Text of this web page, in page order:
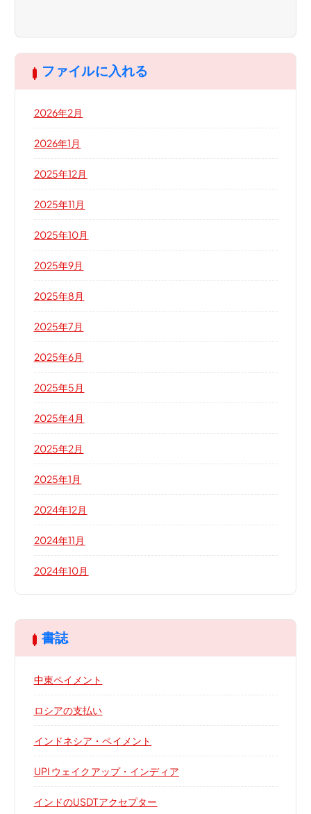
ファイルに入れる
2026年2月
2026年1月
2025年12月
2025年11月
2025年10月
2025年9月
2025年8月
2025年7月
2025年6月
2025年5月
2025年4月
2025年2月
2025年1月
2024年12月
2024年11月
2024年10月
書誌
中東ペイメント
ロシアの支払い
インドネシア・ペイメント
UPI ウェイクアップ・インディア
インドのUSDTアクセプター